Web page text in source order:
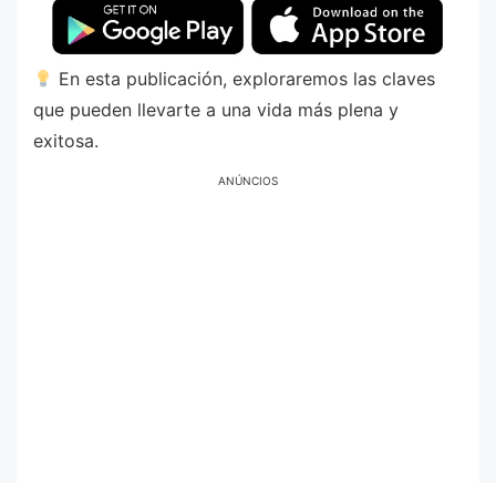
En esta publicación, exploraremos las claves
que pueden llevarte a una vida más plena y
exitosa.
ANÚNCIOS